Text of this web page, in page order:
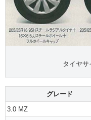
タイヤサ
グレード
3.0 MZ